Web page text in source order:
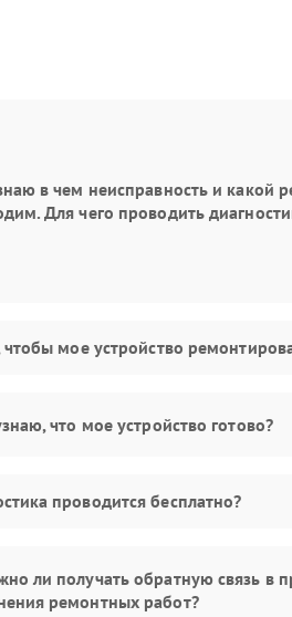
в чем неисправность и какой
Для чего проводить
чтобы мое устройство
что мое устройство готово?
проводится бесплатно?
ли получать обратную связь в
ремонтных работ?